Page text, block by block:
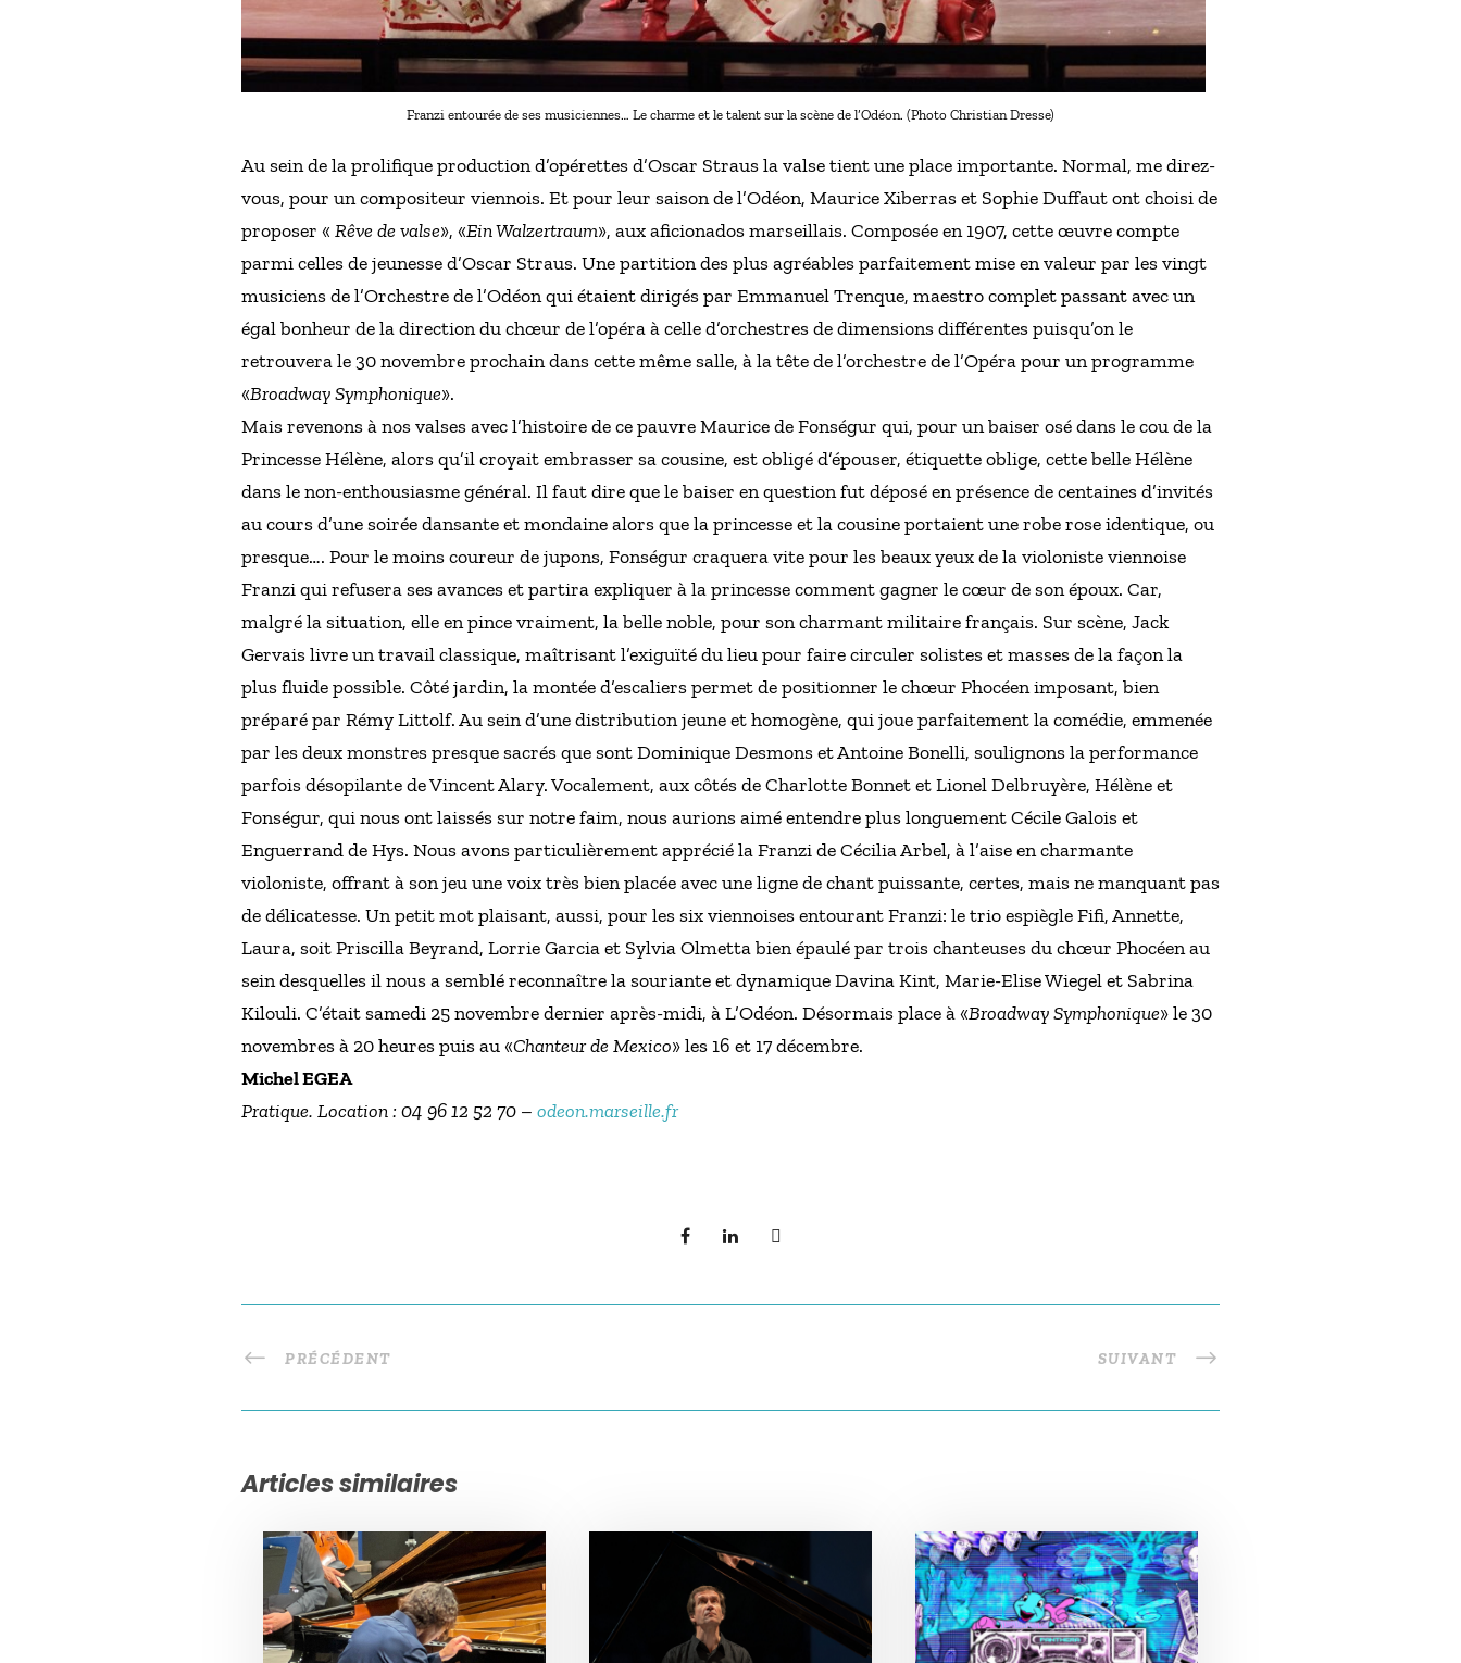
Franzi entourée de ses musiciennes… Le charme et le talent sur la scène de l’Odéon. (Photo Christian Dresse)
Au sein de la prolifique production d’opérettes d’Oscar Straus la valse tient une place importante. Normal, me direz-
vous, pour un compositeur viennois. Et pour leur saison de l’Odéon, Maurice Xiberras et Sophie Duffaut ont choisi de
proposer « Rêve de valse», «Ein Walzertraum», aux aficionados marseillais. Composée en 1907, cette œuvre compte
parmi celles de jeunesse d’Oscar Straus. Une partition des plus agréables parfaitement mise en valeur par les vingt
musiciens de l’Orchestre de l’Odéon qui étaient dirigés par Emmanuel Trenque, maestro complet passant avec un
égal bonheur de la direction du chœur de l’opéra à celle d’orchestres de dimensions différentes puisqu’on le
retrouvera le 30 novembre prochain dans cette même salle, à la tête de l’orchestre de l’Opéra pour un programme
«Broadway Symphonique».
Mais revenons à nos valses avec l’histoire de ce pauvre Maurice de Fonségur qui, pour un baiser osé dans le cou de la
Princesse Hélène, alors qu’il croyait embrasser sa cousine, est obligé d’épouser, étiquette oblige, cette belle Hélène
dans le non-enthousiasme général. Il faut dire que le baiser en question fut déposé en présence de centaines d’invités
au cours d’une soirée dansante et mondaine alors que la princesse et la cousine portaient une robe rose identique, ou
presque…. Pour le moins coureur de jupons, Fonségur craquera vite pour les beaux yeux de la violoniste viennoise
Franzi qui refusera ses avances et partira expliquer à la princesse comment gagner le cœur de son époux. Car,
malgré la situation, elle en pince vraiment, la belle noble, pour son charmant militaire français. Sur scène, Jack
Gervais livre un travail classique, maîtrisant l’exiguïté du lieu pour faire circuler solistes et masses de la façon la
plus fluide possible. Côté jardin, la montée d’escaliers permet de positionner le chœur Phocéen imposant, bien
préparé par Rémy Littolf. Au sein d’une distribution jeune et homogène, qui joue parfaitement la comédie, emmenée
par les deux monstres presque sacrés que sont Dominique Desmons et Antoine Bonelli, soulignons la performance
parfois désopilante de Vincent Alary. Vocalement, aux côtés de Charlotte Bonnet et Lionel Delbruyère, Hélène et
Fonségur, qui nous ont laissés sur notre faim, nous aurions aimé entendre plus longuement Cécile Galois et
Enguerrand de Hys. Nous avons particulièrement apprécié la Franzi de Cécilia Arbel, à l’aise en charmante
violoniste, offrant à son jeu une voix très bien placée avec une ligne de chant puissante, certes, mais ne manquant pas
de délicatesse. Un petit mot plaisant, aussi, pour les six viennoises entourant Franzi: le trio espiègle Fifi, Annette,
Laura, soit Priscilla Beyrand, Lorrie Garcia et Sylvia Olmetta bien épaulé par trois chanteuses du chœur Phocéen au
sein desquelles il nous a semblé reconnaître la souriante et dynamique Davina Kint, Marie-Elise Wiegel et Sabrina
Kilouli. C’était samedi 25 novembre dernier après-midi, à L’Odéon. Désormais place à «Broadway Symphonique» le 30
novembres à 20 heures puis au «Chanteur de Mexico» les 16 et 17 décembre.
Michel EGEA
Pratique. Location : 04 96 12 52 70 – odeon.marseille.fr
PRÉCÉDENT SUIVANT
Articles similaires